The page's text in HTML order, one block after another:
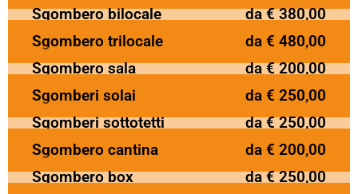
Sgombero bilocale
da € 380,00
Sgombero trilocale
da € 480,00
Sgombero sala
da € 200,00
Sgomberi solai
da € 250,00
Sgomberi sottotetti
da € 250,00
Sgombero cantina
da € 200,00
Sgombero box
da € 250,00